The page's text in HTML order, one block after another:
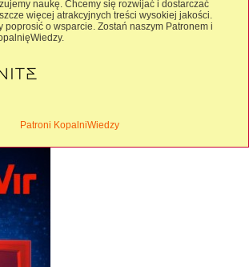
naukę. Chcemy się rozwijać i dostarczać
więcej atrakcyjnych treści wysokiej jakości.
poprosić o wsparcie. Zostań naszym Patronem i
Patroni KopalniWiedzy